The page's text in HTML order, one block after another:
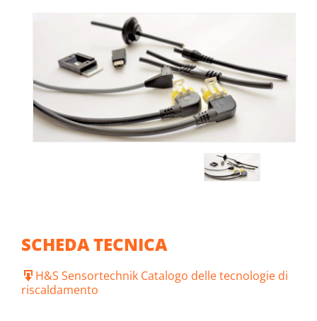
SCHEDA TECNICA
H&S Sensortechnik Catalogo delle tecnologie di
riscaldamento